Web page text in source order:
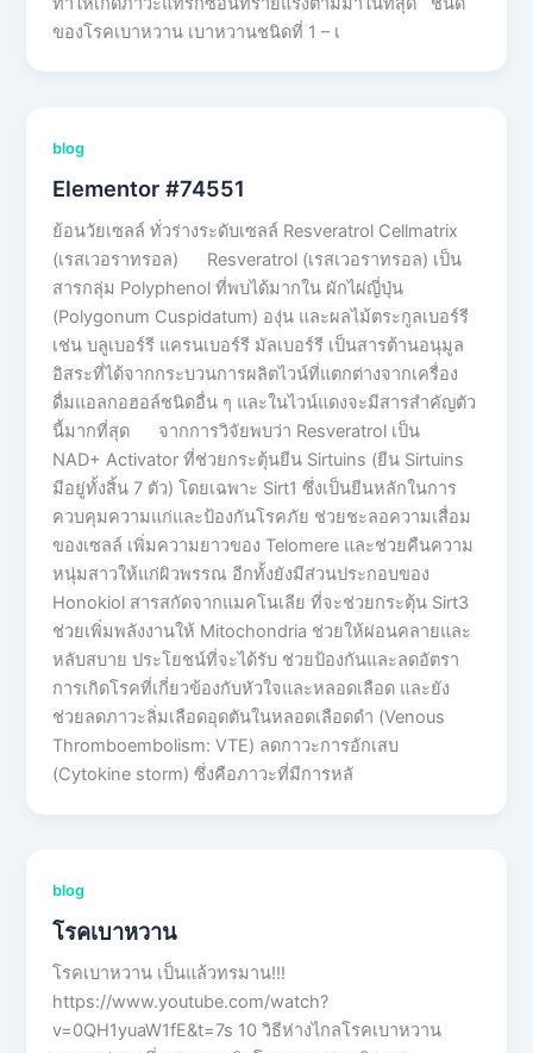
ของโรคเบาหวาน เบาหวานชนิดที่ 1 – เ
blog
Elementor #74551
ย้อนวัยเซลล์ ทั่วร่างระดับเซลล์ Resveratrol Cellmatrix
(เรสเวอราทรอล) Resveratrol (เรสเวอราทรอล) เป็น
สารกลุ่ม Polyphenol ที่พบได้มากใน ผักไผ่ญี่ปุ่น
(Polygonum Cuspidatum) องุ่น และผลไม้ตระกูลเบอร์รี
เช่น บลูเบอร์รี แครนเบอร์รี มัลเบอร์รี เป็นสารต้านอนุมูล
อิสระที่ได้จากกระบวนการผลิตไวน์ที่แตกต่างจากเครื่อง
ดื่มแอลกอฮอล์ชนิดอื่น ๆ และในไวน์แดงจะมีสารสำคัญตัว
นี้มากที่สุด จากการวิจัยพบว่า Resveratrol เป็น
NAD+ Activator ที่ช่วยกระตุ้นยีน Sirtuins (ยีน Sirtuins
มีอยู่ทั้งสิ้น 7 ตัว) โดยเฉพาะ Sirt1 ซึ่งเป็นยีนหลักในการ
ควบคุมความแก่และป้องกันโรคภัย ช่วยชะลอความเสื่อม
ของเซลล์ เพิ่มความยาวของ Telomere และช่วยคืนความ
หนุ่มสาวให้แก่ผิวพรรณ อีกทั้งยังมีส่วนประกอบของ
Honokiol สารสกัดจากแมคโนเลีย ที่จะช่วยกระตุ้น Sirt3
ช่วยเพิ่มพลังงานให้ Mitochondria ช่วยให้ผ่อนคลายและ
หลับสบาย ประโยชน์ที่จะได้รับ ช่วยป้องกันและลดอัตรา
การเกิดโรคที่เกี่ยวข้องกับหัวใจและหลอดเลือด และยัง
ช่วยลดภาวะลิ่มเลือดอุดตันในหลอดเลือดดำ (Venous
Thromboembolism: VTE) ลดกาวะการอักเสบ
(Cytokine storm) ซึ่งคือภาวะที่มีการหลั
blog
โรคเบาหวาน
โรคเบาหวาน เป็นแล้วทรมาน!!!
https://www.youtube.com/watch?
v=0QH1yuaW1fE&t=7s 10 วิธีห่างไกลโรคเบาหวาน